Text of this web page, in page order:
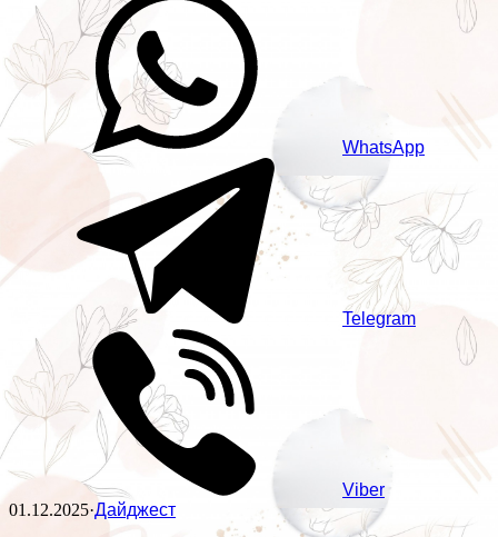
WhatsApp
Telegram
Viber
01.12.2025·Дайджест